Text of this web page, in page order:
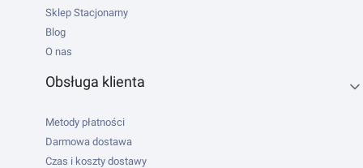
Sklep Stacjonarny
Blog
O nas
Obsługa klienta
Metody płatności
Darmowa dostawa
Czas i koszty dostawy